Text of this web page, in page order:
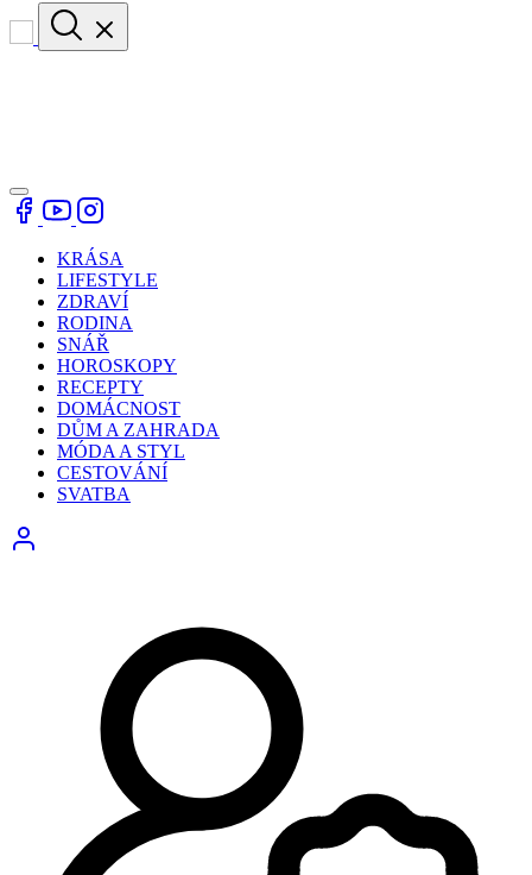
KRÁSA
LIFESTYLE
ZDRAVÍ
RODINA
SNÁŘ
HOROSKOPY
RECEPTY
DOMÁCNOST
DŮM A ZAHRADA
MÓDA A STYL
CESTOVÁNÍ
SVATBA